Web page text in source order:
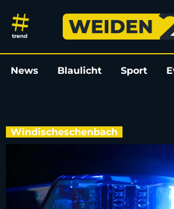
Motorradfahrer bei
News Blaulicht Sport
Windischeschenbach